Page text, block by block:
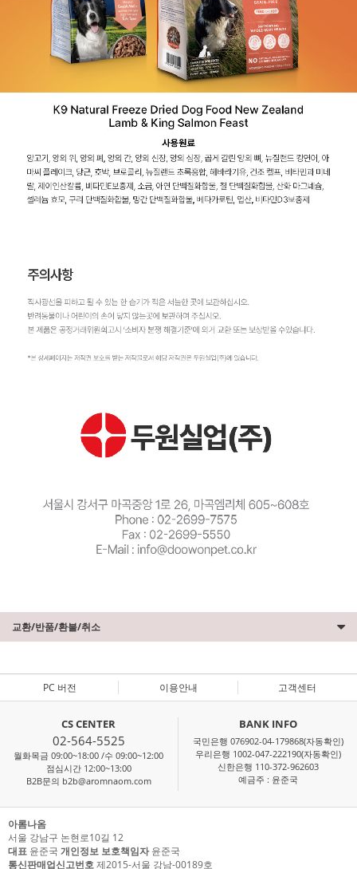
교환/반품/환불/취소
PC 버전 이용안내 고객센터
CS CENTER
02-564-5525
월화목금 09:00~18:00 /수 09:00~12:00
점심시간 12:00~13:00
B2B문의 b2b@aromnaom.com
BANK INFO
국민은행 076902-04-179868(자동확인)
우리은행 1002-047-222190(자동확인)
신한은행 110-372-962603
예금주 : 윤준국
아롬나옴
서울 강남구 논현로10길 12
대표 윤준국 개인정보 보호책임자윤준국
통신판매업신고번호제2015-서울 강남-00189호